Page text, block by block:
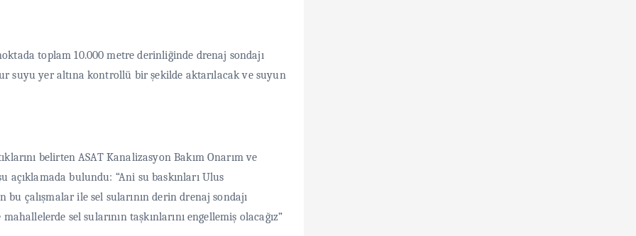
toplam 10.000 metre derinliğinde drenaj sondajı
suyu yer altına kontrollü bir şekilde aktarılacak ve suyun
belirten ASAT Kanalizasyon Bakım Onarım ve
açıklamada bulundu: “Ani su baskınları Ulus
çalışmalar ile sel sularının derin drenaj sondajı
sel sularının taşkınlarını engellemiş olacağız”